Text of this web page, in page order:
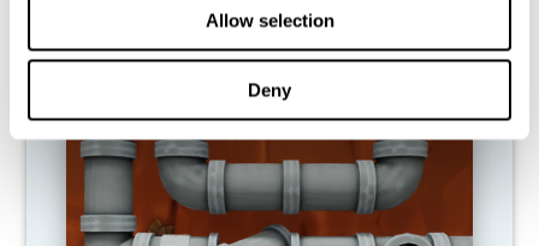
Allow selection
Deny
القطع المتبادلة